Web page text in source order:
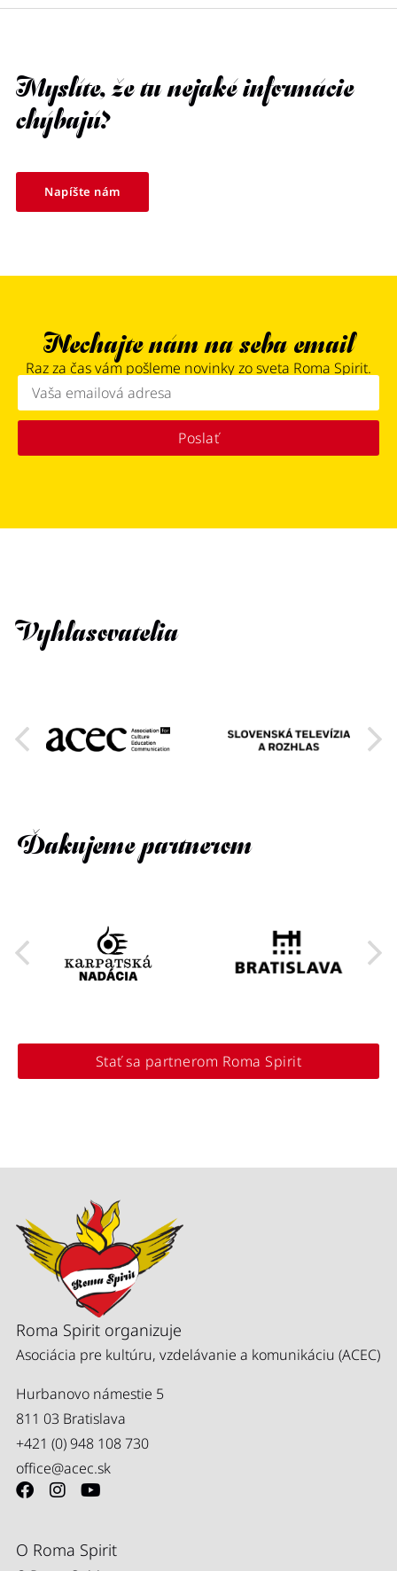
Myslíte, že tu nejaké informácie
chýbajú?
Napíšte nám
Nechajte nám na seba email
Raz za čas vám pošleme novinky zo sveta Roma Spirit.
Poslať
Vyhlasovatelia
Ďakujeme partnerom
Stať sa partnerom Roma Spirit
Roma Spirit organizuje
Asociácia pre kultúru, vzdelávanie a komunikáciu (ACEC)
Hurbanovo námestie 5
811 03 Bratislava
+421 (0) 948 108 730
office@acec.sk
O Roma Spirit